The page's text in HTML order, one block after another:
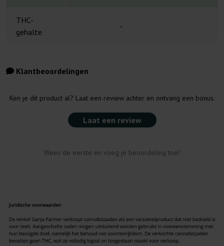
THC-
gehalte
-
Klantbeoordelingen
Ken je dit product al? Laat een review achter en ontvang een bonus.
Laat een review
Wees de eerste en voeg je beoordeling toe!